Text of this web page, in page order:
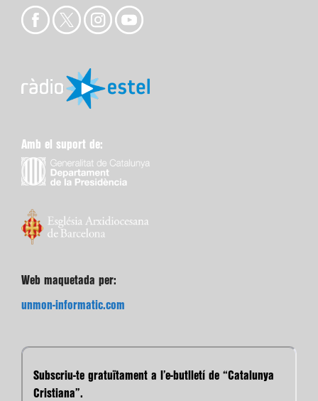
Amb el suport de:
Web maquetada per:
unmon-informatic.com
Subscriu-te gratuïtament a l’e-butlletí de “Catalunya
Cristiana”.